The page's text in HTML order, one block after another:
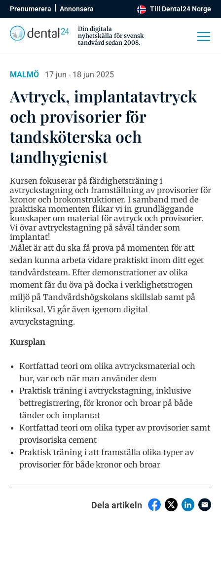
Prenumerera Annonsera Till Dental24 Norge
Din digitala
nyhetskälla för svensk
tandvård sedan 2008.
MALMÖ 17 jun - 18 jun 2025
Avtryck, implantatavtryck
och provisorier för
tandsköterska och
tandhygienist
Kursen fokuserar på färdighetsträning i
avtryckstagning och framställning av provisorier för
kronor och brokonstruktioner. I samband med de
praktiska momenten flikar vi in grundläggande
kunskaper om material för avtryck och provisorier.
Vi övar avtryckstagning på såväl tänder som
implantat!
Målet är att du ska få prova på momenten för att
sedan kunna arbeta vidare praktiskt inom ditt eget
tandvårdsteam. Efter demonstrationer av olika
moment får du öva på docka i verklighetstrogen
miljö på Tandvårdshögskolans skillslab samt på
kliniksal. Vi går även igenom digital
avtryckstagning.
Kursplan
Kortfattad teori om olika avtrycksmaterial och
hur, var och när man använder dem
Praktisk träning i avtryckstagning, inklusive
bettregistrering, för kronor och broar på både
tänder och implantat
Kortfattad teori om olika typer av provisorier samt
provisoriska cement
Praktisk träning i att framställa olika typer av
provisorier för både kronor och broar
Dela artikeln